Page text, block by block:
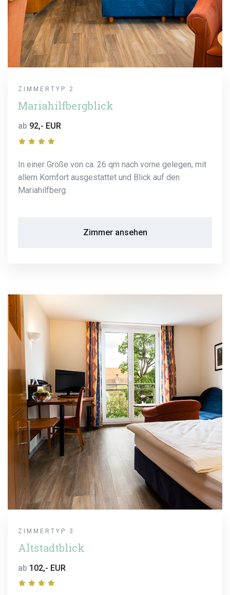
ZIMMERTYP 2
Mariahilfbergblick
ab 92,- EUR
In einer Größe von ca. 26 qm nach vorne gelegen, mit
allem Komfort ausgestattet und Blick auf den
Mariahilfberg.
Zimmer ansehen
ZIMMERTYP 3
Altstadtblick
ab 102,- EUR